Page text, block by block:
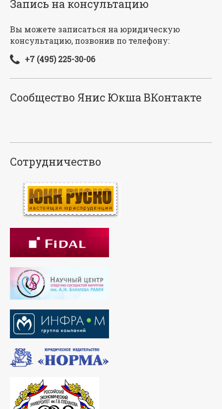
Запись на консультацию
Вы можете записаться на юридическую
консультацию, позвонив по телефону:
+7 (495) 225-30-06
Сообщество Янис Юкша ВКонтакте
Сотрудничество